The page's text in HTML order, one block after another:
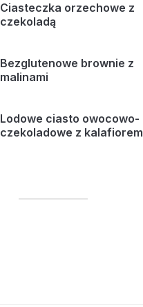
Ciasteczka orzechowe z
czekoladą
Bezglutenowe brownie z
malinami
Lodowe ciasto owocowo-
czekoladowe z kalafiorem